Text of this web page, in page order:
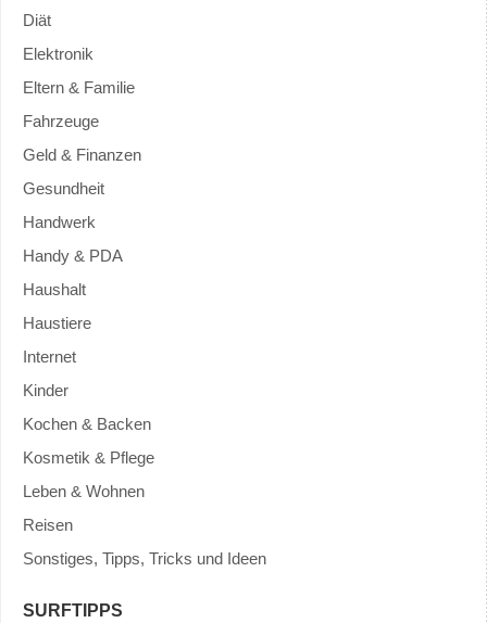
Diät
Elektronik
Eltern & Familie
Fahrzeuge
Geld & Finanzen
Gesundheit
Handwerk
Handy & PDA
Haushalt
Haustiere
Internet
Kinder
Kochen & Backen
Kosmetik & Pflege
Leben & Wohnen
Reisen
Sonstiges, Tipps, Tricks und Ideen
SURFTIPPS